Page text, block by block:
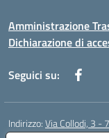
Amministrazione
Dichiarazione di
Seguici su:
Indirizzo:Via Collodi, 3 -